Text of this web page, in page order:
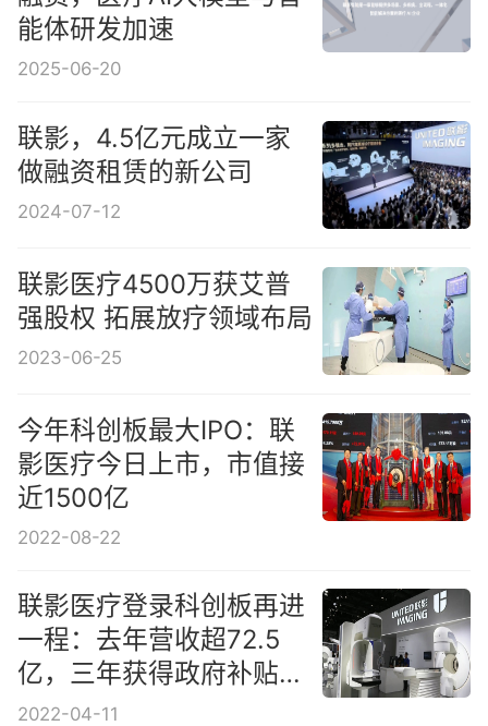
能体研发加速
2025-06-20
联影，4.5亿元成立一家
做融资租赁的新公司
2024-07-12
联影医疗4500万获艾普
强股权 拓展放疗领域布局
2023-06-25
今年科创板最大IPO：联
影医疗今日上市，市值接
近1500亿
2022-08-22
联影医疗登录科创板再进
一程：去年营收超72.5
亿，三年获得政府补贴超
10亿
2022-04-11